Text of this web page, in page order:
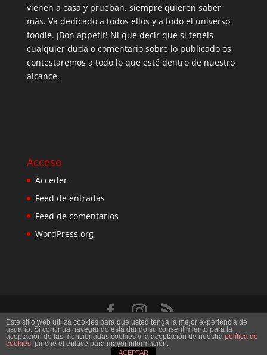
vienen a casa y prueban, siempre quieren saber
más. Va dedicado a todos ellos y a todo el universo
foodie. ¡Bon appetit! Ni que decir que si tenéis
cualquier duda o comentario sobre lo publicado os
contestaremos a todo lo que esté dentro de nuestro
alcance.
Acceso
Acceder
Feed de entradas
Feed de comentarios
WordPress.org
Diseñado porElegant Themes| Desarrollado por
WordPress
Este sitio web utiliza cookies para que usted tenga la mejor experiencia de
usuario. Si continúa navegando está dando su consentimiento para la
aceptación de las mencionadas cookies y la aceptación de nuestra política de
cookies, pinche el enlace para mayor información.
ACEPTAR